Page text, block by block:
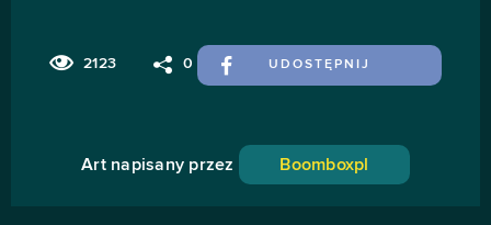
2123 0 UDOSTĘPNIJ
Art napisany przez Boomboxpl